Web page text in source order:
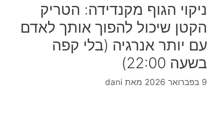
ניקוי הגוף מקנדידה: הטריק
הקטן שיכול להפוך אותך לאדם
עם יותר אנרגיה (בלי קפה
בשעה 22:00)
9 בפברואר 2026 מאת dani